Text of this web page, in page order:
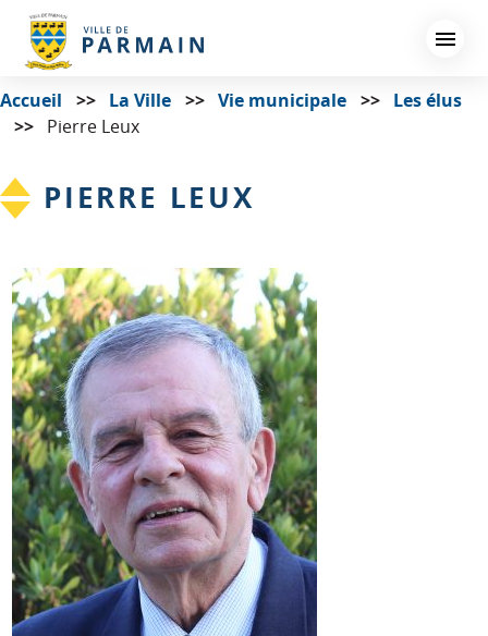
principal
Accueil La Ville Vie municipale
Les élus
Pierre Leux
PIERRE LEUX